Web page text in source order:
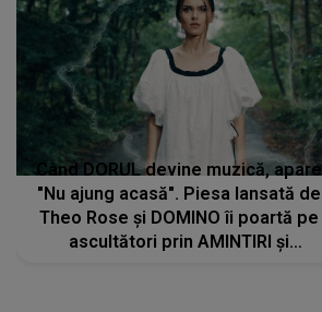
Când DORUL devine muzică, apare
"Nu ajung acasă". Piesa lansată de
Theo Rose și DOMINO îi poartă pe
ascultători prin AMINTIRI și